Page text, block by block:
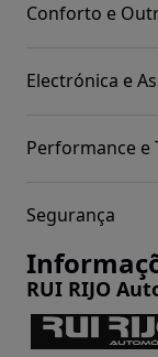
Conforto e
Electrónica e
Performance e
Segurança
RUI RIJO